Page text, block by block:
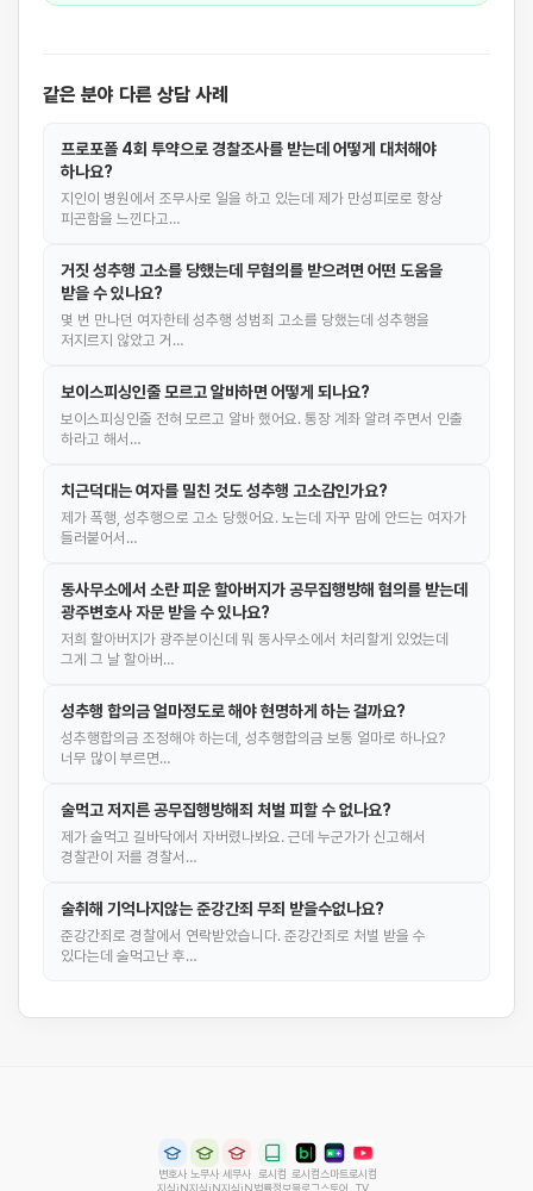
같은 분야 다른 상담 사례
프로포폴 4회 투약으로 경찰조사를 받는데 어떻게 대처해야
하나요?
지인이 병원에서 조무사로 일을 하고 있는데 제가 만성피로로 항상
피곤함을 느낀다고…
거짓 성추행 고소를 당했는데 무혐의를 받으려면 어떤 도움을
받을 수 있나요?
몇 번 만나던 여자한테 성추행 성범죄 고소를 당했는데 성추행을
저지르지 않았고 거…
보이스피싱인줄 모르고 알바하면 어떻게 되나요?
보이스피싱인줄 전혀 모르고 알바 했어요. 통장 계좌 알려 주면서 인출
하라고 해서…
치근덕대는 여자를 밀친 것도 성추행 고소감인가요?
제가 폭행, 성추행으로 고소 당했어요. 노는데 자꾸 맘에 안드는 여자가
들러붙어서…
동사무소에서 소란 피운 할아버지가 공무집행방해 혐의를 받는데
광주변호사 자문 받을 수 있나요?
저희 할아버지가 광주분이신데 뭐 동사무소에서 처리할게 있었는데
그게 그 날 할아버…
성추행 합의금 얼마정도로 해야 현명하게 하는 걸까요?
성추행합의금 조정해야 하는데, 성추행합의금 보통 얼마로 하나요?
너무 많이 부르면…
술먹고 저지른 공무집행방해죄 처벌 피할 수 없나요?
제가 술먹고 길바닥에서 자버렸나봐요. 근데 누군가가 신고해서
경찰관이 저를 경찰서…
술취해 기억나지않는 준강간죄 무죄 받을수없나요?
준강간죄로 경찰에서 연락받았습니다. 준강간죄로 처벌 받을 수
있다는데 술먹고난 후…
변호사
지식iN
노무사
지식iN
세무사
지식iN
로시컴
법률정보
로시컴
블로그
스마트
스토어
로시컴
TV